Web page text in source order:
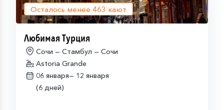
Осталось менее 463 кают
Любимая Турция
Сочи — Стамбул — Сочи
Astoria Grande
06 января— 12 января
(6 дней)